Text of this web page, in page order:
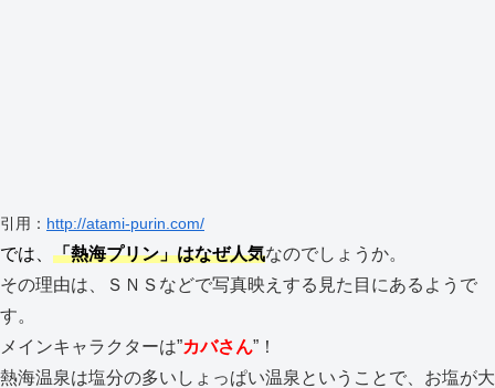
引用： http://atami-purin.com/
では、 「熱海プリン」はなぜ人気なのでしょうか。
その理由は、ＳＮＳなどで写真映えする見た目にあるようで
す。
メインキャラクターは”カバさん”！
熱海温泉は塩分の多いしょっぱい温泉ということで、お塩が大